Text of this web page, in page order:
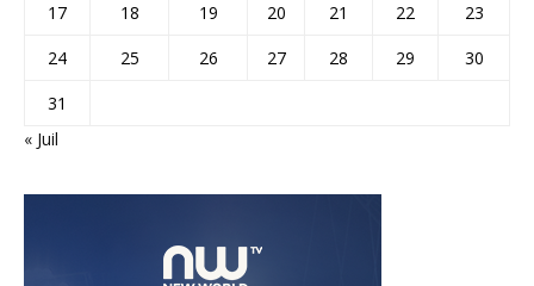
17
18 19 20 21 22
23
24
25 26 27 28 29
30
31
« Juil